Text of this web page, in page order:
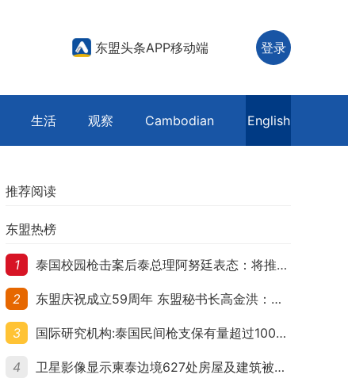
东盟头条APP移动端 登录
生活 观察 Cambodian English
推荐阅读
东盟热榜
1 泰国校园枪击案后泰总理阿努廷表态：将推动修法严控民众携枪
2 东盟庆祝成立59周年 东盟秘书长高金洪：加强团结合作应对跨国挑战
3 国际研究机构:泰国民间枪支保有量超过1000万 在东盟国家位居首位
4 卫星影像显示柬泰边境627处房屋及建筑被夷平 人权组织呼吁保护平民财产